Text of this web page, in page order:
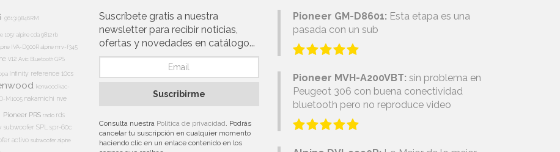
9613i9846RM
105r alpine cda 9812 rb
IVA-D900Ralpine mrv-f345
v12 Avic BluetoothGPS
Infinity reference 10cs
kenwood kac-
M1005 nakamichi nve
Pioneer PRS radio rds
subwoofer SPL spr-60c
activo subwoofer alpine
Suscríbete gratis a nuestra
newsletter para recibir noticias,
ofertas y novedades en catálogo...
Suscribirme
Consulta nuestra Política de privacidad. Podrás
cancelar tu suscripción en cualquier momento
haciendo clic en un enlace contenido en los
Pioneer GM-D8601: Esta etapa es una
pasada con un sub
Pioneer MVH-A200VBT: sin problema en
Peugeot 306 con buena conectividad
bluetooth pero no reproduce video